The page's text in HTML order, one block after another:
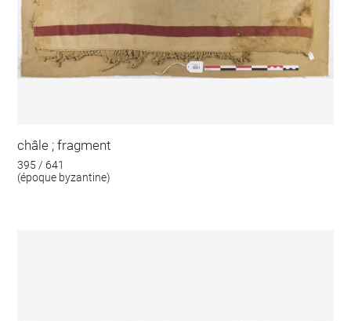
châle ; fragment
395 / 641
(époque byzantine)